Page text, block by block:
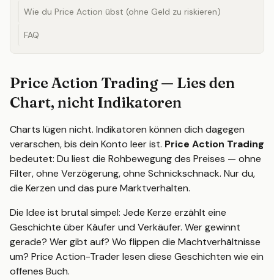
Wie du Price Action übst (ohne Geld zu riskieren)
FAQ
Price Action Trading — Lies den
Chart, nicht Indikatoren
Charts lügen nicht. Indikatoren können dich dagegen
verarschen, bis dein Konto leer ist. Price Action Trading
bedeutet: Du liest die Rohbewegung des Preises — ohne
Filter, ohne Verzögerung, ohne Schnickschnack. Nur du,
die Kerzen und das pure Marktverhalten.
Die Idee ist brutal simpel: Jede Kerze erzählt eine
Geschichte über Käufer und Verkäufer. Wer gewinnt
gerade? Wer gibt auf? Wo flippen die Machtverhältnisse
um? Price Action-Trader lesen diese Geschichten wie ein
offenes Buch.